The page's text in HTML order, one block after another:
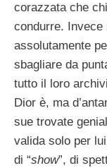
corazzata che
condurre. Invece
assolutamente
sbagliare da
tutto il loro
Dior è, ma
sue trovate
valida solo per
di “show”, di